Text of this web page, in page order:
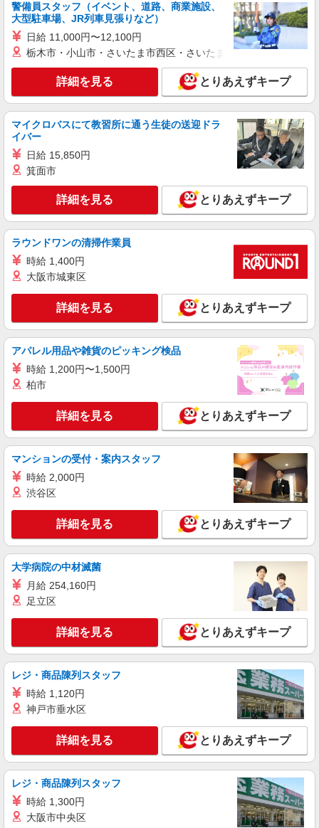
警備員スタッフ（イベント、道路、商業施設、
大型駐車場、JR列車見張りなど）
日給 11,000円〜12,100円
栃木市・小山市・さいたま市西区・さいたま市岩槻区・久喜市・
詳細を見る とりあえずキープ
マイクロバスにて教習所に通う生徒の送迎ドラ
イバー
日給 15,850円
箕面市
詳細を見る とりあえずキープ
ラウンドワンの清掃作業員
時給 1,400円
大阪市城東区
詳細を見る とりあえずキープ
アパレル用品や雑貨のピッキング検品
時給 1,200円〜1,500円
柏市
詳細を見る とりあえずキープ
マンションの受付・案内スタッフ
時給 2,000円
渋谷区
詳細を見る とりあえずキープ
大学病院の中材滅菌
月給 254,160円
足立区
詳細を見る とりあえずキープ
レジ・商品陳列スタッフ
時給 1,120円
神戸市垂水区
詳細を見る とりあえずキープ
レジ・商品陳列スタッフ
時給 1,300円
大阪市中央区